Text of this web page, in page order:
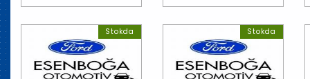
Stokda Stokda